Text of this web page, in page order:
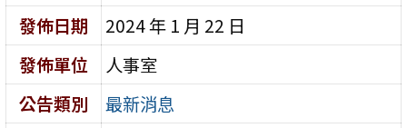
發佈日期
2024 年 1 月 22 日
發佈單位
人事室
公告類別
最新消息